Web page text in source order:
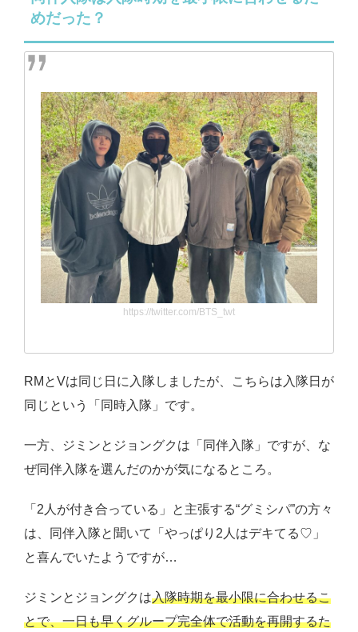
めだった？
https://twitter.com/BTS_twt
RMとVは同じ日に入隊しましたが、こちらは入隊日が
同じという「同時入隊」です。
一方、ジミンとジョングクは「同伴入隊」ですが、な
ぜ同伴入隊を選んだのかが気になるところ。
「2人が付き合っている」と主張する“グミシパ”の方々
は、同伴入隊と聞いて「やっぱり2人はデキてる♡」
と喜んでいたようですが…
ジミンとジョングクは入隊時期を最小限に合わせるこ
とで、一日も早くグループ完全体で活動を再開するた